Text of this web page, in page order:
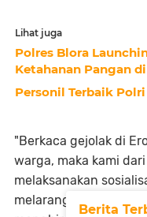
Lihat juga
Polres Blora
Ketahanan Pangan
Personil Terbaik
"Berkaca gejolak di
warga, maka kami
melaksanakan
melarang
Berita